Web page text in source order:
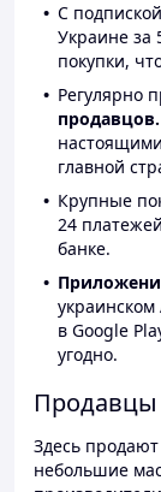
С
Украине за
покупки,
Регулярно
продавцов.
главной
Крупные
24
банке.
украинском
в Google
угодно.
Продавцы
Здесь
небольшие